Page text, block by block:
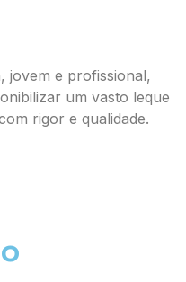
jovem e profissional,
um vasto leque
rigor e qualidade.